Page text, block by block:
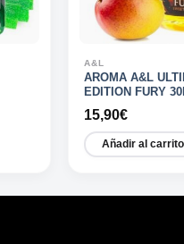
A&L
AROMA A&L
EDITION FURY
15,90€
Añadir al carrito